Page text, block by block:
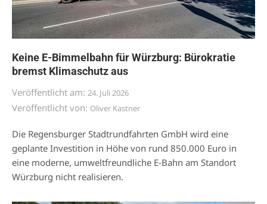
Keine E-Bimmelbahn für Würzburg: Bürokratie
bremst Klimaschutz aus
Veröffentlicht am: 24. Juli 2026
Veröffentlicht von: Oliver Kastner
Die Regensburger Stadtrundfahrten GmbH wird eine
geplante Investition in Höhe von rund 850.000 Euro in
eine moderne, umweltfreundliche E-Bahn am Standort
Würzburg nicht realisieren.